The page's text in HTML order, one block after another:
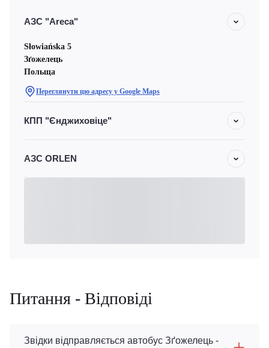
АЗС "Areca"
Słowiańska 5
Зґожелець
Польща
Переглянути цю адресу у Google Maps
КПП "Єнджиховіце"
АЗС ORLEN
Питання - Відповіді
Звідки відправляється автобус Зґожелець -